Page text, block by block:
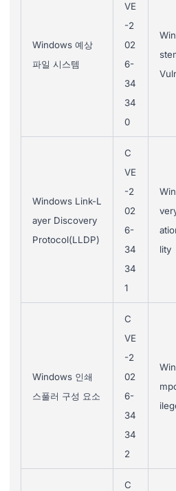
Windows 예상
파일 시스템
VE
-2
02
6-
34
34
0
Windows Link-L
ayer Discovery
Protocol(LLDP)
C
VE
-2
02
6-
34
34
1
lity
Windows 인쇄
스풀러 구성 요소
C
VE
-2
02
6-
34
34
2
C